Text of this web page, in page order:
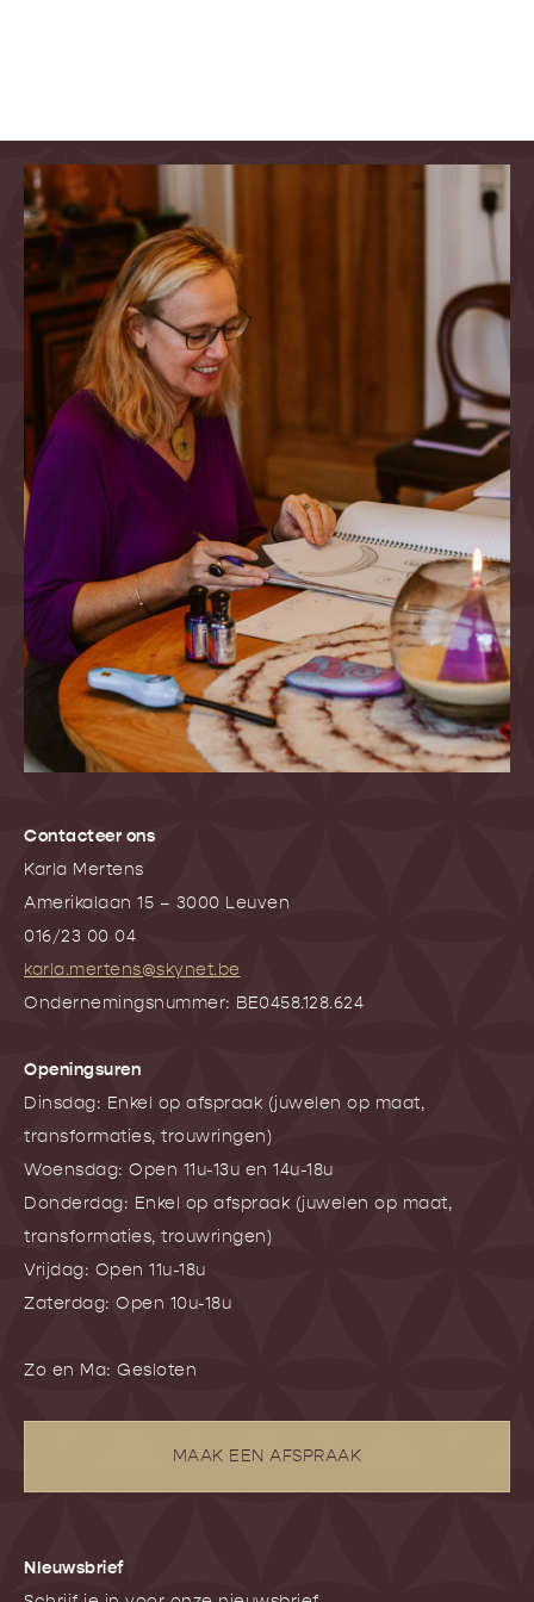
Contacteer ons
Karla Mertens
Amerikalaan 15 – 3000 Leuven
016/23 00 04
karla.mertens@skynet.be
Ondernemingsnummer: BE0458.128.624
Openingsuren
Dinsdag: Enkel op afspraak (juwelen op maat,
transformaties, trouwringen)
Woensdag: Open 11u-13u en 14u-18u
Donderdag: Enkel op afspraak (juwelen op maat,
transformaties, trouwringen)
Vrijdag: Open 11u-18u
Zaterdag: Open 10u-18u
Zo en Ma: Gesloten
MAAK EEN AFSPRAAK
NIeuwsbrief